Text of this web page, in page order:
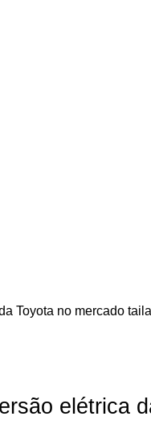
Toyota no mercado
elétrica